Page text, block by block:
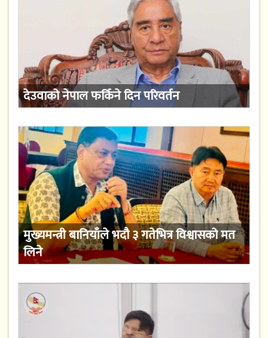
देउवाको नेपाल फर्किने दिन परिवर्तन
मुख्यमन्त्री बानियाँले भदौ ३ गतेभित्र विश्वासको मत
लिने